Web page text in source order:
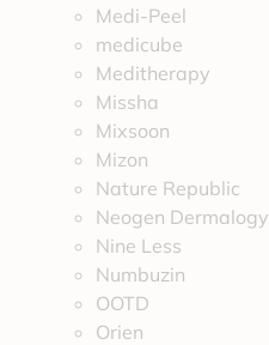
Medi-Peel
medicube
Meditherapy
Missha
Mixsoon
Mizon
Nature Republic
Neogen Dermalogy
Nine Less
Numbuzin
OOTD
Orien